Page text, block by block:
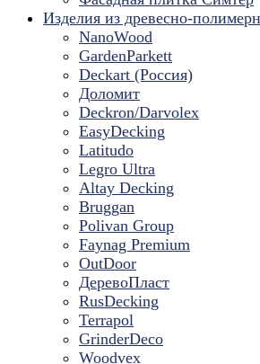
Изделия из древесно-
NanoWood
GardenParkett
Deckart (Россия)
Доломит
Deckron/Darvolex
EasyDecking
Latitudo
Legro Ultra
Altay Decking
Bruggan
Polivan Group
Faynag Premium
OutDoor
ДеревоПласт
RusDecking
Terrapol
GrinderDeco
Woodvex